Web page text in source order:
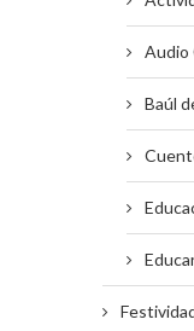
Audio
Baúl